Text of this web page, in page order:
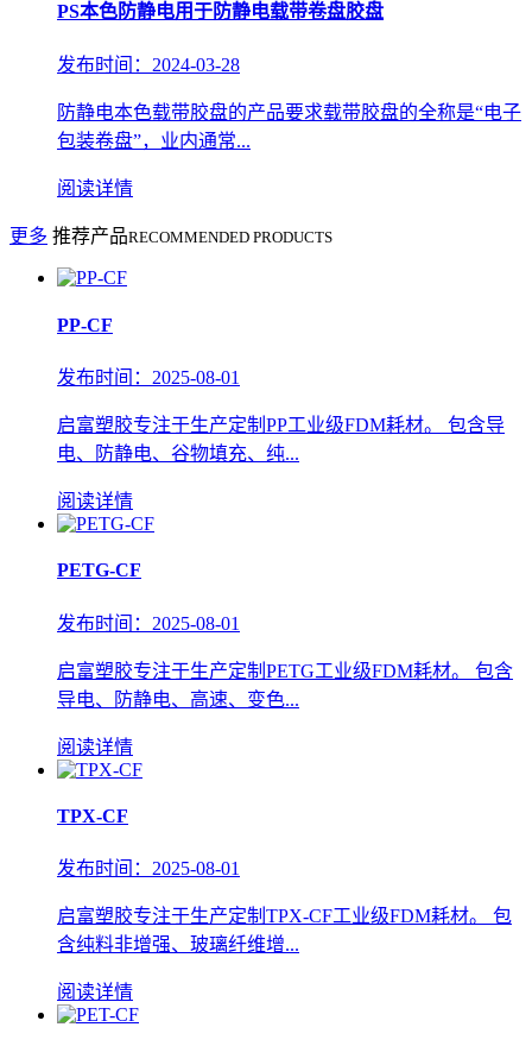
PS本色防静电用于防静电载带卷盘胶盘
发布时间：2024-03-28
防静电本色载带胶盘的产品要求载带胶盘的全称是“电子
包装卷盘”，业内通常...
阅读详情
更多 推荐产品RECOMMENDED PRODUCTS
PP-CF
发布时间：2025-08-01
启富塑胶专注于生产定制PP工业级FDM耗材。 包含导
电、防静电、谷物填充、纯...
阅读详情
PETG-CF
发布时间：2025-08-01
启富塑胶专注于生产定制PETG工业级FDM耗材。 包含
导电、防静电、高速、变色...
阅读详情
TPX-CF
发布时间：2025-08-01
启富塑胶专注于生产定制TPX-CF工业级FDM耗材。 包
含纯料非增强、玻璃纤维增...
阅读详情